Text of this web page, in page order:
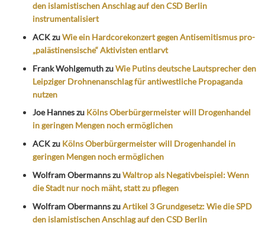
den islamistischen Anschlag auf den CSD Berlin
instrumentalisiert
ACKzuWie ein Hardcorekonzert gegen Antisemitismus pro-
„palästinensische“ Aktivisten entlarvt
Frank WohlgemuthzuWie Putins deutsche Lautsprecher den
Leipziger Drohnenanschlag für antiwestliche Propaganda
nutzen
Joe Hanneszu Kölns Oberbürgermeister will Drogenhandel
in geringen Mengen noch ermöglichen
ACKzu Kölns Oberbürgermeister will Drogenhandel in
geringen Mengen noch ermöglichen
Wolfram ObermannszuWaltrop als Negativbeispiel: Wenn
die Stadt nur noch mäht, statt zu pflegen
Wolfram ObermannszuArtikel 3 Grundgesetz: Wie die SPD
den islamistischen Anschlag auf den CSD Berlin